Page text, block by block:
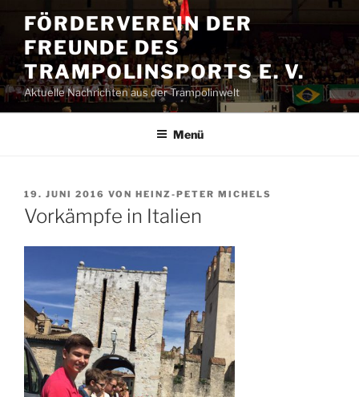
Inhalt
springen
FÖRDERVEREIN DER
FREUNDE DES
TRAMPOLINSPORTS E. V.
Aktuelle Nachrichten aus der Trampolinwelt
Menü
VERÖFFENTLICHT
AM
19. JUNI 2016 VON HEINZ-PETER MICHELS
Vorkämpfe in Italien